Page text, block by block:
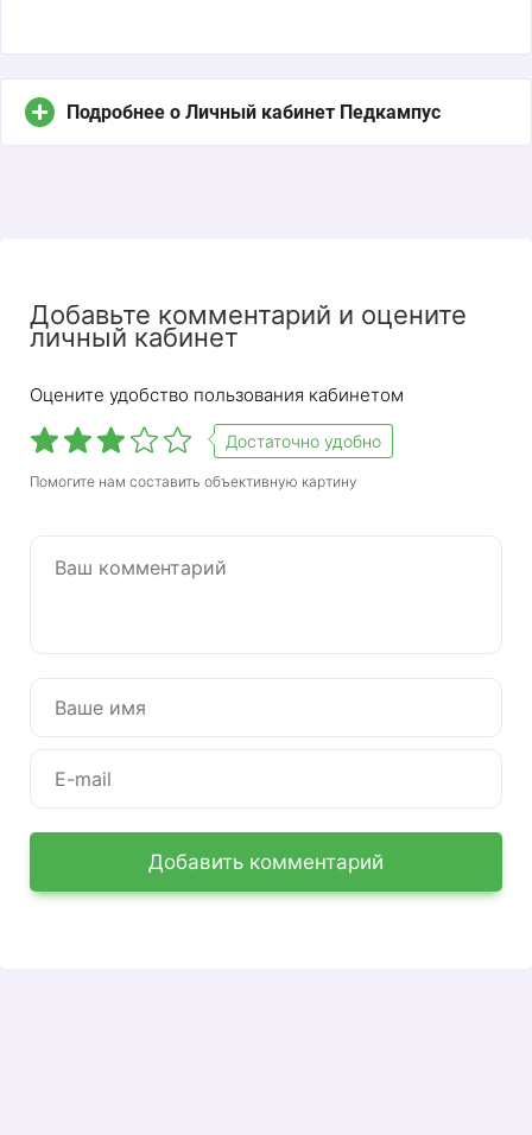
Подробнее о Личный кабинет Педкампус
Pedcampus — это система онлайн-обучения
MAPK. Обучение официальное, пройди — получи
направления: профессиональная
переподготовка и повышение квалификации, по
Регистрация в ЛК Педкампус
Регистрация — по этой ссылке:
https://pedcampus.ru/register/. Вам нужно будет
Добавьте комментарий и оцените
личный кабинет
Оцените удобство пользования кабинетом
Достаточно удобно
Помогите нам составить объективную картину
Добавить комментарий